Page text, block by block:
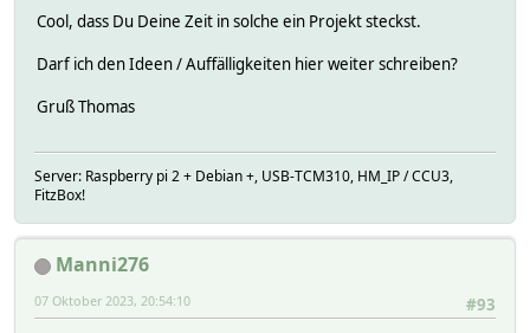
Cool, dass Du Deine Zeit in solche ein Projekt steckst.
Darf ich den Ideen / Auffälligkeiten hier weiter schreiben?
Gruß Thomas
Server: Raspberry pi 2 + Debian +, USB-TCM310, HM_IP / CCU3,
FitzBox!
Manni276
#93
07 Oktober 2023, 20:54:10